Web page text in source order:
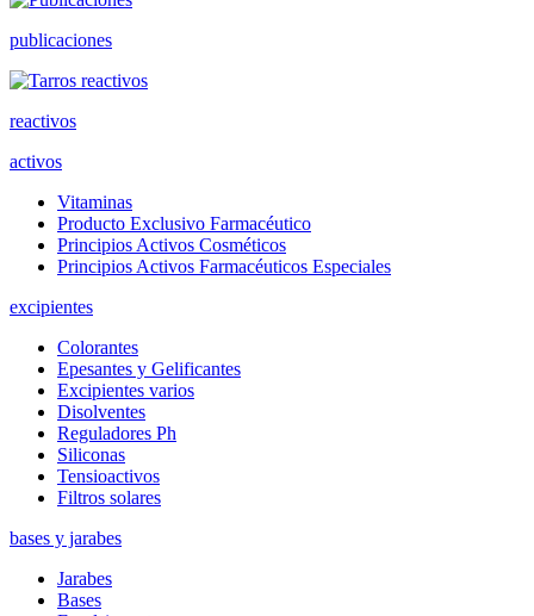
publicaciones
reactivos
activos
Vitaminas
Producto Exclusivo Farmacéutico
Principios Activos Cosméticos
Principios Activos Farmacéuticos Especiales
excipientes
Colorantes
Epesantes y Gelificantes
Excipientes varios
Disolventes
Reguladores Ph
Siliconas
Tensioactivos
Filtros solares
bases y jarabes
Jarabes
Bases